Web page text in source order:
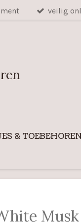
veilig
& TOEBEHOREN
Musk